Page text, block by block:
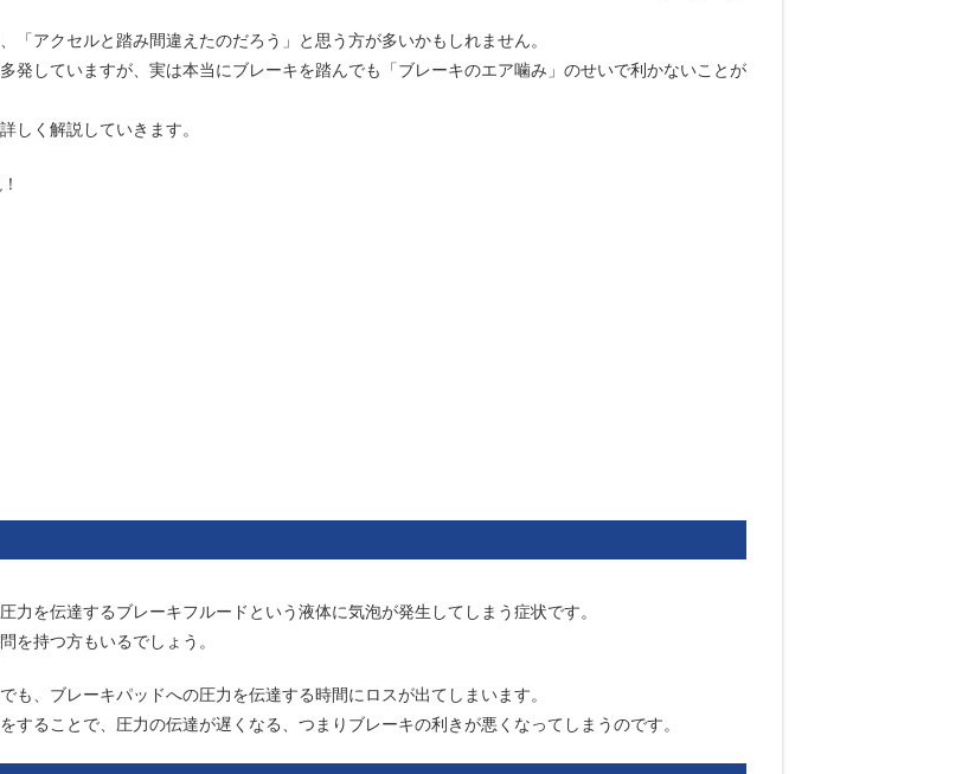
「アクセルと踏み間違えたのだろう」と思う方が多いかもしれません。
発していますが、実は本当にブレーキを踏んでも「ブレーキのエア噛み」のせいで利かないことが
しく解説していきます。
を伝達するブレーキフルードという液体に気泡が発生してしまう症状です。
を持つ方もいるでしょう。
、ブレーキパッドへの圧力を伝達する時間にロスが出てしまいます。
することで、圧力の伝達が遅くなる、つまりブレーキの利きが悪くなってしまうのです。